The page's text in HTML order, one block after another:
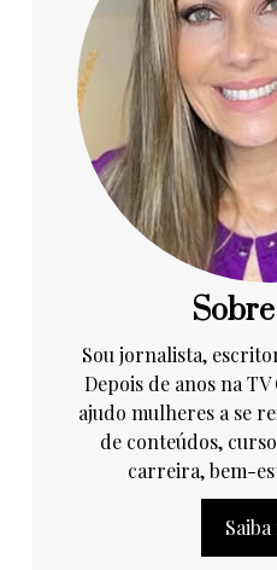
Sou jornalista,
Depois de anos na
ajudo mulheres a se
de conteúdos,
carreira, bem-